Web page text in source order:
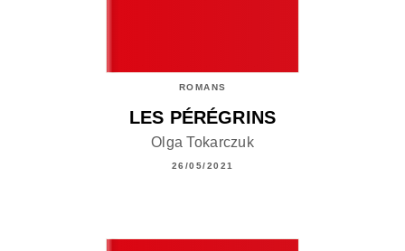
ROMANS
LES PÉRÉGRINS
Olga Tokarczuk
26/05/2021